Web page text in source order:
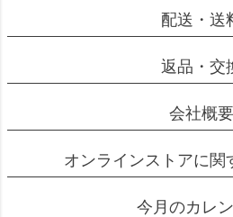
配送・送
返品・交
会社概要
オンラインストアに関
今月のカレ